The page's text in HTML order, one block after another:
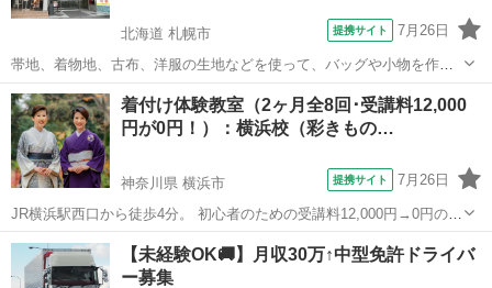
北海道 札幌市 提携サイト 7月26日
帯地、着物地、古布、洋服の生地などを使って、バッグや小物を作り
ます。 初回のアクセサリー入れから巾着、ポーチ、すきや袋、セカン
ドバッグ、小銭入れなど、楽しみながら作りましょう。 生地選びや布
の組み合わせのセンスで、仕上がりも...
北海道 札幌市 手芸
着付け体験教室（2ヶ月全8回･受講料12,000
円が0円！）：横浜校（彩きもの…
神奈川県 横浜市 提携サイト 7月26日
JR横浜駅西口から徒歩4分。 初心者のための受講料12,000円→0円の着
付体験教室（2ヶ月全8回） 先着5名様に無料受講券プレゼント！ ＜募
集日程＞ ・2026年 9月24日（木） ・2026年10月19日（月） ・...
神奈川 横浜市 着付け
【未経験OK🚚】月収30万↑中型免許ドライバ
ー募集